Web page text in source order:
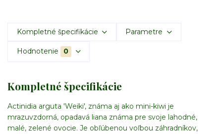
Kompletné špecifikácie Parametre
Hodnotenie 0
Kompletné špecifikácie
Actinidia arguta 'Weiki', známa aj ako mini-kiwi je
mrazuvzdorná, opadavá liana známa pre svoje lahodné,
malé, zelené ovocie. Je obľúbenou voľbou záhradníkov,